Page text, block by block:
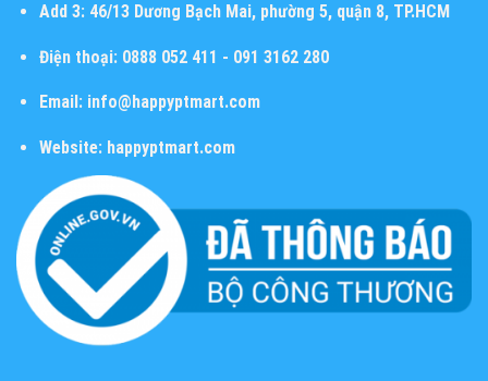
Add 3:46/13 Dương Bạch Mai, phường 5, quận 8, TP.HCM
Điện thoại:0888 052 411 - 091 3162 280
Email:info@happyptmart.com
Website: happyptmart.com